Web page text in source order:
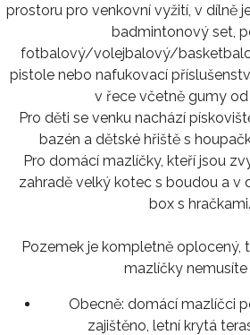
prostoru pro venkovní vyžití, v dílně
badmintonový set,
fotbalový/volejbalový/
pistole nebo nafukovací
v řece včetně gumy od
Pro děti se venku nachází
bazén a dětské hřiště s
Pro domácí mazlíčky, kteří jsou
zahradě velký kotec s boudou a v
box s hračkami.
Pozemek je kompletně oplocený,
mazlíčky nemusíte
Obecně: domácí mazlíčci
zajištěno, letní krytá